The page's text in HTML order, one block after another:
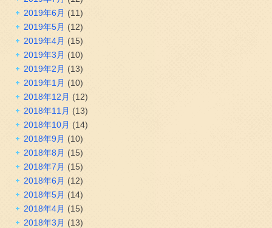
2019年6月 (11)
2019年5月 (12)
2019年4月 (15)
2019年3月 (10)
2019年2月 (13)
2019年1月 (10)
2018年12月 (12)
2018年11月 (13)
2018年10月 (14)
2018年9月 (10)
2018年8月 (15)
2018年7月 (15)
2018年6月 (12)
2018年5月 (14)
2018年4月 (15)
2018年3月 (13)